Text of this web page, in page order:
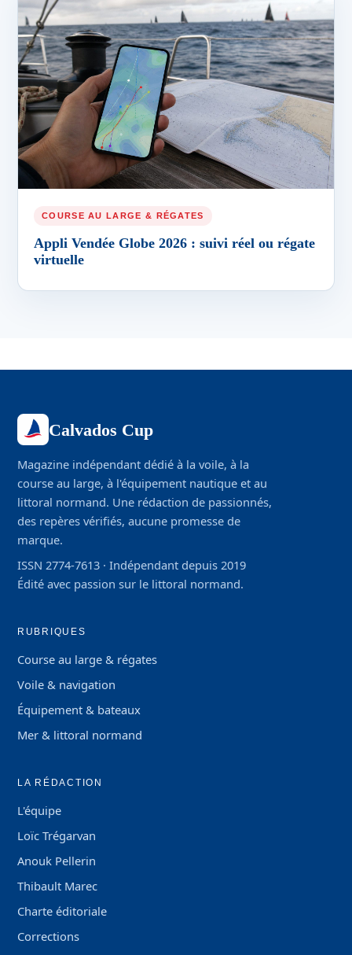
COURSE AU LARGE & RÉGATES
Appli Vendée Globe 2026 : suivi réel ou régate
virtuelle
Calvados Cup
Magazine indépendant dédié à la voile, à la
course au large, à l'équipement nautique et au
littoral normand. Une rédaction de passionnés,
des repères vérifiés, aucune promesse de
marque.
ISSN 2774-7613 · Indépendant depuis 2019
Édité avec passion sur le littoral normand.
RUBRIQUES
Course au large & régates
Voile & navigation
Équipement & bateaux
Mer & littoral normand
LA RÉDACTION
L'équipe
Loïc Trégarvan
Anouk Pellerin
Thibault Marec
Charte éditoriale
Corrections